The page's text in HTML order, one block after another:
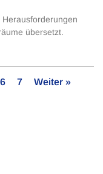
übersetzt.
6 7 Weiter »